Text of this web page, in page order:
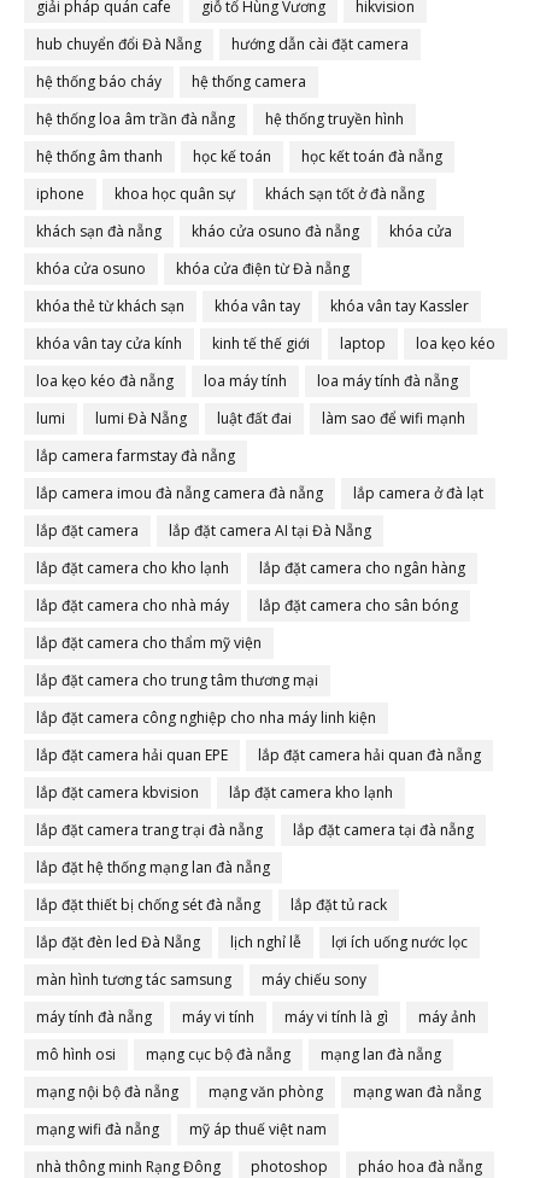
giải pháp quán cafe giỗ tổ Hùng Vương
hikvision
hub chuyển đổi Đà Nẵng
hướng dẫn cài đặt camera
hệ thống báo cháy
hệ thống camera
hệ thống loa âm trần đà nẵng
hệ thống truyền hình
hệ thống âm thanh
học kế toán
học kết toán đà nẵng
iphone
khoa học quân sự
khách sạn tốt ở đà nẵng
khách sạn đà nẵng
kháo cửa osuno đà nẵng
khóa cửa
khóa cửa osuno
khóa cửa điện từ Đà nẵng
khóa thẻ từ khách sạn
khóa vân tay
khóa vân tay Kassler
khóa vân tay cửa kính
kinh tế thế giới laptop
loa kẹo kéo
loa kẹo kéo đà nẵng
loa máy tính
loa máy tính đà nẵng
lumi
lumi Đà Nẵng luật đất đai
làm sao để wifi mạnh
lắp camera farmstay đà nẵng
lắp camera imou đà nẵng camera đà nẵng
lắp camera ở đà lạt
lắp đặt camera
lắp đặt camera AI tại Đà Nẵng
lắp đặt camera cho kho lạnh
lắp đặt camera cho ngân hàng
lắp đặt camera cho nhà máy
lắp đặt camera cho sân bóng
lắp đặt camera cho thẩm mỹ viện
lắp đặt camera cho trung tâm thương mại
lắp đặt camera công nghiệp cho nha máy linh kiện
lắp đặt camera hải quan EPE
lắp đặt camera hải quan đà nẵng
lắp đặt camera kbvision
lắp đặt camera kho lạnh
lắp đặt camera trang trại đà nẵng
lắp đặt camera tại đà nẵng
lắp đặt hệ thống mạng lan đà nẵng
lắp đặt thiết bị chống sét đà nẵng
lắp đặt tủ rack
lắp đặt đèn led Đà Nẵng
lịch nghỉ lễ
lợi ích uống nước lọc
màn hình tương tác samsung
máy chiếu sony
máy tính đà nẵng
máy vi tính máy vi tính là gì
máy ảnh
mô hình osi
mạng cục bộ đà nẵng
mạng lan đà nẵng
mạng nội bộ đà nẵng
mạng văn phòng
mạng wan đà nẵng
mạng wifi đà nẵng
mỹ áp thuế việt nam
nhà thông minh Rạng Đông
photoshop
pháo hoa đà nẵng